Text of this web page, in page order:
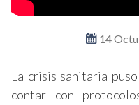
14
La crisis sanitaria
contar con